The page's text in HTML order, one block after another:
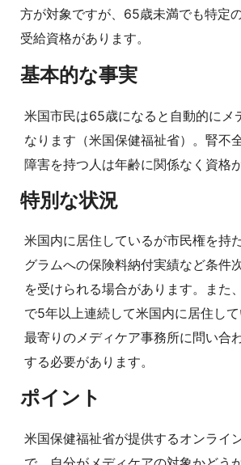
方が対象ですが、65歳未満でも特定
受給資格があります。
基本的な事実
米国市民は65歳になると自動的にメ
なります（米国保健福祉省）。腎不
障害を持つ人は年齢に関係なく資格
特別な状況
米国内に居住しているが市民権を持
グラムへの保険料納付実績など条件
を受けられる場合があります。また
で5年以上連続して米国内に居住して
最寄りのメディケア事務所に問い合
する必要があります。
ポイント
米国保健福祉省が提供するオンライ